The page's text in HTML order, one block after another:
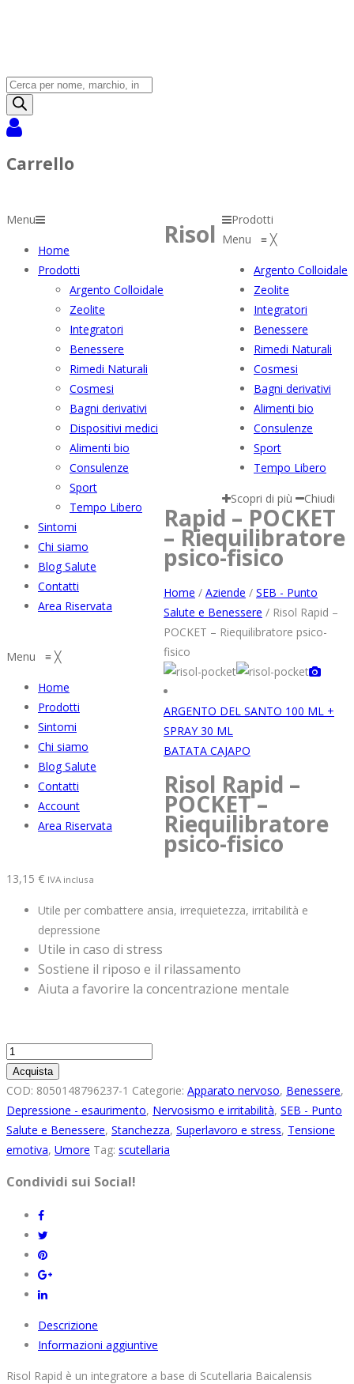
Products
search
Carrello
Menu
Home
Prodotti
Argento Colloidale
Zeolite
Integratori
Benessere
Rimedi Naturali
Cosmesi
Bagni derivativi
Dispositivi medici
Alimenti bio
Consulenze
Sport
Tempo Libero
Sintomi
Chi siamo
Blog Salute
Contatti
Area Riservata
Menu ≡ ╳
Home
Prodotti
Sintomi
Chi siamo
Blog Salute
Contatti
Account
Area Riservata
Prodotti
Menu ≡ ╳
Argento Colloidale
Zeolite
Integratori
Benessere
Rimedi Naturali
Cosmesi
Bagni derivativi
Alimenti bio
Consulenze
Sport
Tempo Libero
Scopri di più Chiudi
Risol
Rapid – POCKET
– Riequilibratore
psico-fisico
Home / Aziende / SEB - Punto
Salute e Benessere / Risol Rapid –
POCKET – Riequilibratore psico-
fisico
ARGENTO DEL SANTO 100 ML +
SPRAY 30 ML
BATATA CAJAPO
Risol Rapid –
POCKET –
Riequilibratore
psico-fisico
13,15 € IVA inclusa
Utile per combattere ansia, irrequietezza, irritabilità e
depressione
Utile in caso di stress
Sostiene il riposo e il rilassamento
Aiuta a favorire la concentrazione mentale
Risol
Rapid
-
POCKET
-
Riequilibratore
fisico
quantità
Acquista
COD: 8050148796237-1 Categorie: Apparato nervoso, Benessere,
Depressione - esaurimento, Nervosismo e irritabilità, SEB - Punto
Salute e Benessere, Stanchezza, Superlavoro e stress, Tensione
emotiva, Umore Tag: scutellaria
Condividi sui Social!
Descrizione
Informazioni aggiuntive
Risol Rapid è un integratore a base di Scutellaria Baicalensis